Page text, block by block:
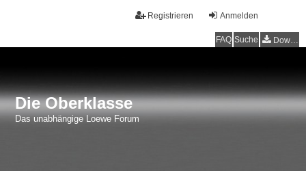
Anmelden
Registrieren
FAQ Suche Downloads
Die Oberklasse
Das unabhängige Loewe Forum